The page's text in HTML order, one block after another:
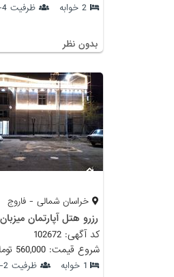
2 خوابه ظرفیت 4-6 نفر
بدون نظر
خراسان شمالی - فاروج
رزرو هتل آپارتمان
کد آگهی: 102672
شروع قیمت: 560,000 تومان
1 خوابه ظرفیت 2-9 نفر